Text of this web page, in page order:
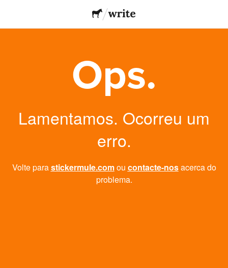
Ops.
Lamentamos. Ocorreu um
erro.
Volte parastickermule.comou contacte-nosacerca do
problema.